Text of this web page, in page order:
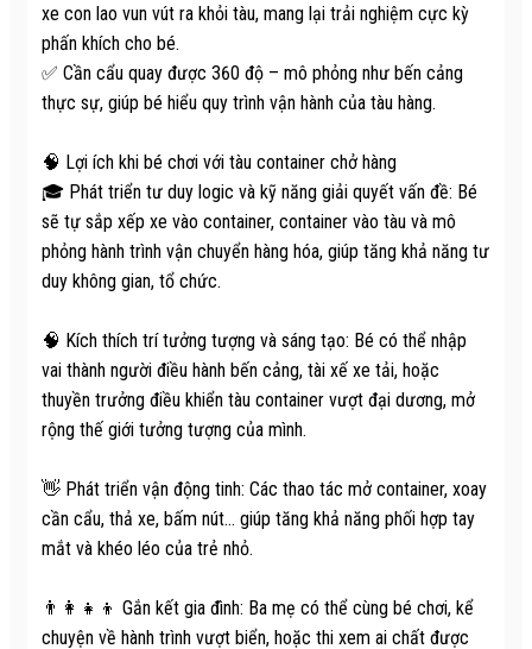
xe con lao vun vút ra khỏi tàu, mang lại trải nghiệm cực kỳ
phấn khích cho bé.
✅ Cần cẩu quay được 360 độ – mô phỏng như bến cảng
thực sự, giúp bé hiểu quy trình vận hành của tàu hàng.
🧠 Lợi ích khi bé chơi với tàu container chở hàng
🎓 Phát triển tư duy logic và kỹ năng giải quyết vấn đề: Bé
sẽ tự sắp xếp xe vào container, container vào tàu và mô
phỏng hành trình vận chuyển hàng hóa, giúp tăng khả năng tư
duy không gian, tổ chức.
🧠 Kích thích trí tưởng tượng và sáng tạo: Bé có thể nhập
vai thành người điều hành bến cảng, tài xế xe tải, hoặc
thuyền trưởng điều khiển tàu container vượt đại dương, mở
rộng thế giới tưởng tượng của mình.
👋 Phát triển vận động tinh: Các thao tác mở container, xoay
cần cẩu, thả xe, bấm nút… giúp tăng khả năng phối hợp tay
mắt và khéo léo của trẻ nhỏ.
👨‍👩‍👧‍👦 Gắn kết gia đình: Ba mẹ có thể cùng bé chơi, kể
chuyện về hành trình vượt biển, hoặc thi xem ai chất được